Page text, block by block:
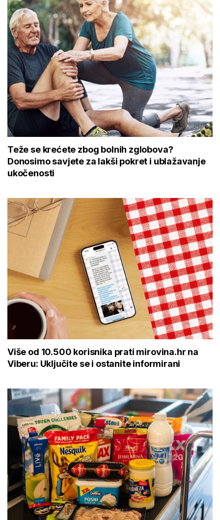
Teže se krećete zbog bolnih zglobova?
Donosimo savjete za lakši pokret i ublažavanje
ukočenosti
Više od 10.500 korisnika prati mirovina.hr na
Viberu: Uključite se i ostanite informirani